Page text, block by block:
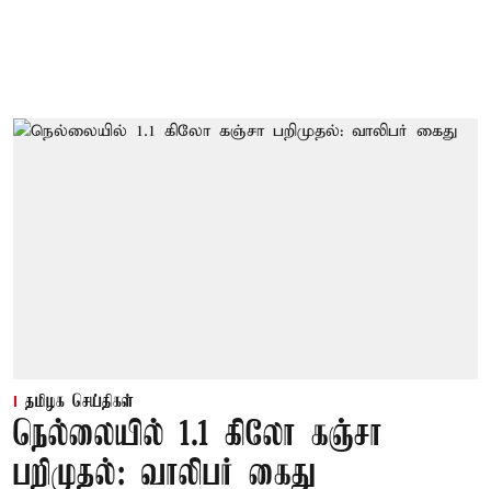
தமிழக செய்திகள்
நெல்லையில் 1.1 கிலோ கஞ்சா
பறிமுதல்: வாலிபர் கைது